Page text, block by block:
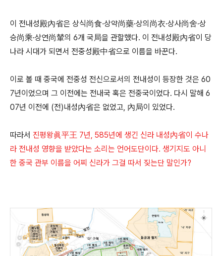
이 전내성殿內省은 상식尚食·상약尚藥·상의尚衣·상사尚舍·상
승尚乘·상연尚輦의 6개 국局을 관할했다. 이 전내성殿內省이 당
나라 시대가 되면서 전중성殿中省으로 이름을 바꾼다.
이로 볼 때 중국에 전중성 전신으로서의 전내성이 등장한 것은 60
7년이었으며 그 이전에는 전내국 혹은 전중국이었다. 다시 말해 6
07년 이전에 (전)내성內省은 없었고, 內局이 있었다.
따라서 진평왕眞平王 7년, 585년에 생긴 신라 내성內省이 수나
라 전내성 영향을 받았다는 소리는 언어도단이다. 생기지도 아니
한 중국 관부 이름을 어찌 신라가 그걸 따서 짖는단 말인가?